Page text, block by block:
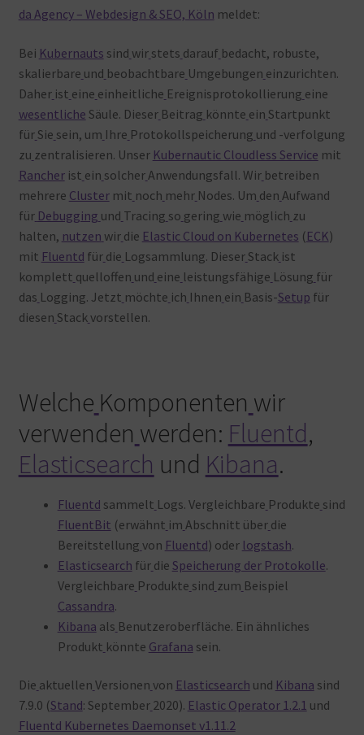
da Agency – Webdesign & SEO, Köln meldet:
Bei Kubernauts sind wir stets darauf bedacht, robuste,
skalierbare und beobachtbare Umgebungen einzurichten.
Daher ist eine einheitliche Ereignisprotokollierung eine
wesentliche Säule. Dieser Beitrag könnte ein Startpunkt
für Sie sein, um Ihre Protokollspeicherung und -verfolgung
zu zentralisieren. Unser Kubernautic Cloudless Service mit
Rancherist ein solcher Anwendungsfall. Wir betreiben
mehrere Clustermit noch mehr Nodes. Um den Aufwand
für Debugging und Tracing so gering wie möglich zu
halten, nutzen wir die Elastic Cloud on Kubernetes ( ECK)
mit Fluentd für die Logsammlung. Dieser Stack ist
komplett quelloffen und eine leistungsfähige Lösung für
das Logging. Jetzt möchte ich Ihnen ein Basis-Setup für
diesen Stack vorstellen.
Welche Komponenten wir
verwenden werden: Fluentd,
Elasticsearch und Kibana.
Fluentd sammelt Logs. Vergleichbare Produkte sind
FluentBit (erwähnt im Abschnitt über die
Bereitstellung von Fluentd) oder logstash.
Elasticsearch für die Speicherung der Protokolle.
Vergleichbare Produkte sind zum Beispiel
Cassandra.
Kibana als Benutzeroberfläche. Ein ähnliches
Produkt könnte Grafana sein.
Die aktuellen Versionen von Elasticsearch und Kibana sind
7.9.0 (Stand: September 2020). Elastic Operator 1.2.1 und
Fluentd Kubernetes Daemonset v1.11.2